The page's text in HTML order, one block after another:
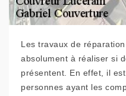
Les travaux de
absolument à réaliser si
présentent. En effet, il
personnes ayant les